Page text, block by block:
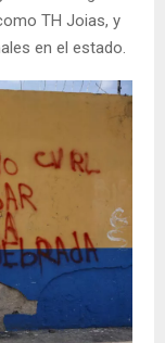
TH Joias, y
en el estado.